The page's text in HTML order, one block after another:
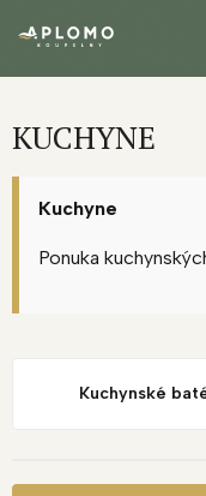
KUCHYNE
Kuchyne
Ponuka
Kuchynské